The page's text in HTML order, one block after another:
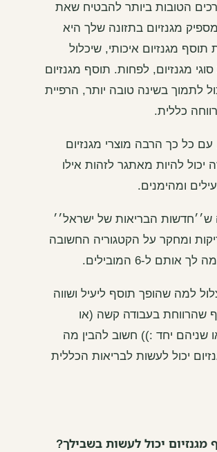
הטובות ביותר להבטיח שאת
מגנזיום בתזונה שלך היא
מגנזיום איכותי, שיכלול
לפחות 2 סוגי מגנזיום, לפחות. תוסף מגנזיום
לתמוך בשינה טובה יותר, הרפיית
כללית.
כל כך הרבה מוצרי מגנזיום
יכול להיות מאתגר לזהות אילו
ומהימנים.
ש׳׳חדשות הבריאות של ישראל׳׳
ומחקר על הקטגוריה החשובה
אותם ל-6 המובילים.
למה שהופך תוסף ליעיל ושווה
שהרווחת בעבודה קשה (או
שניהם יחד :)) חשוב להבין מה
יכול לעשות לבריאות הכללית
יכול לעשות בשבילך?